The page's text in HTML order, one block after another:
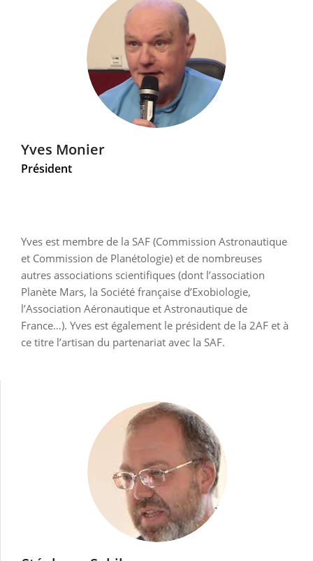
Yves Monier
Président
Yves est membre de la SAF (Commission Astronautique
et Commission de Planétologie) et de nombreuses
autres associations scientifiques (dont l’association
Planète Mars, la Société française d’Exobiologie,
l’Association Aéronautique et Astronautique de
France…). Yves est également le président de la 2AF et à
ce titre l’artisan du partenariat avec la SAF.